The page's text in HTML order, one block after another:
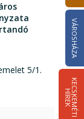
VÁROSHÁZA
K
E
C
S
K
E
M
É
T
I
HÍ
R
E
K
5/1.